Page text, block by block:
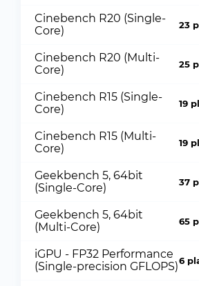
Cinebench R20 (Single-
Core)
23
Cinebench R20 (Multi-
Core)
25
Cinebench R15 (Single-
Core)
19
Cinebench R15 (Multi-
Core)
19
Geekbench 5, 64bit
(Single-Core)
37
Geekbench 5, 64bit
(Multi-Core)
65
iGPU - FP32 Performance
(Single-precision GFLOPS)6